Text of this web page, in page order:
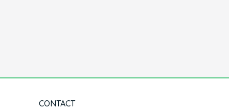
CONTACT